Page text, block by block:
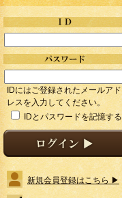
IDにはご登録されたメールアド
レスを入力してください。
IDとパスワードを記憶する
新規会員登録はこちら ▶